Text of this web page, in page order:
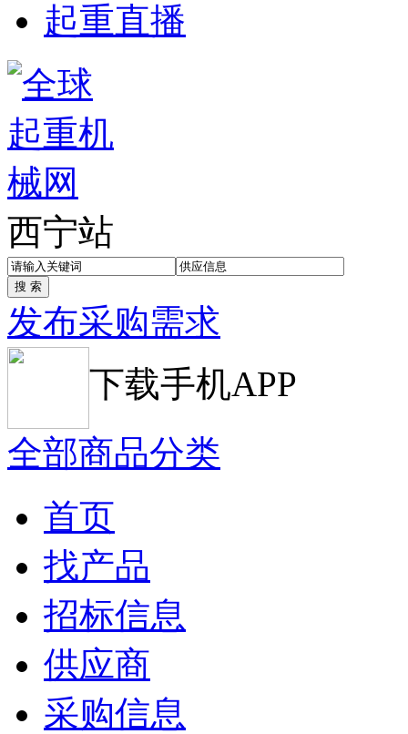
起重直播
西宁站
发布采购需求
下载手机APP
全部商品分类
首页
找产品
招标信息
供应商
采购信息